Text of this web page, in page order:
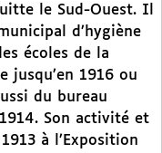
le Sud-Ouest. Il
d’hygiène
écoles de la
jusqu’en 1916 ou
du bureau
Son activité et
à l’Exposition